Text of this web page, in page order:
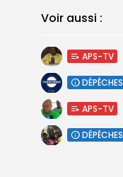
Voir aussi :
APS-TV
DÉPÊCHES
APS-TV
DÉPÊCHES